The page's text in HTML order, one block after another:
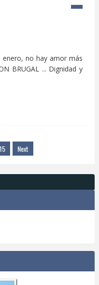
no hay amor más
BRUGAL ... Dignidad y
Next